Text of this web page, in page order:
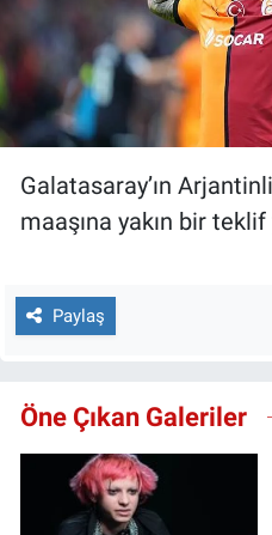
Galatasaray’ın
maaşına yakın bir
Paylaş
Öne Çıkan Galeriler